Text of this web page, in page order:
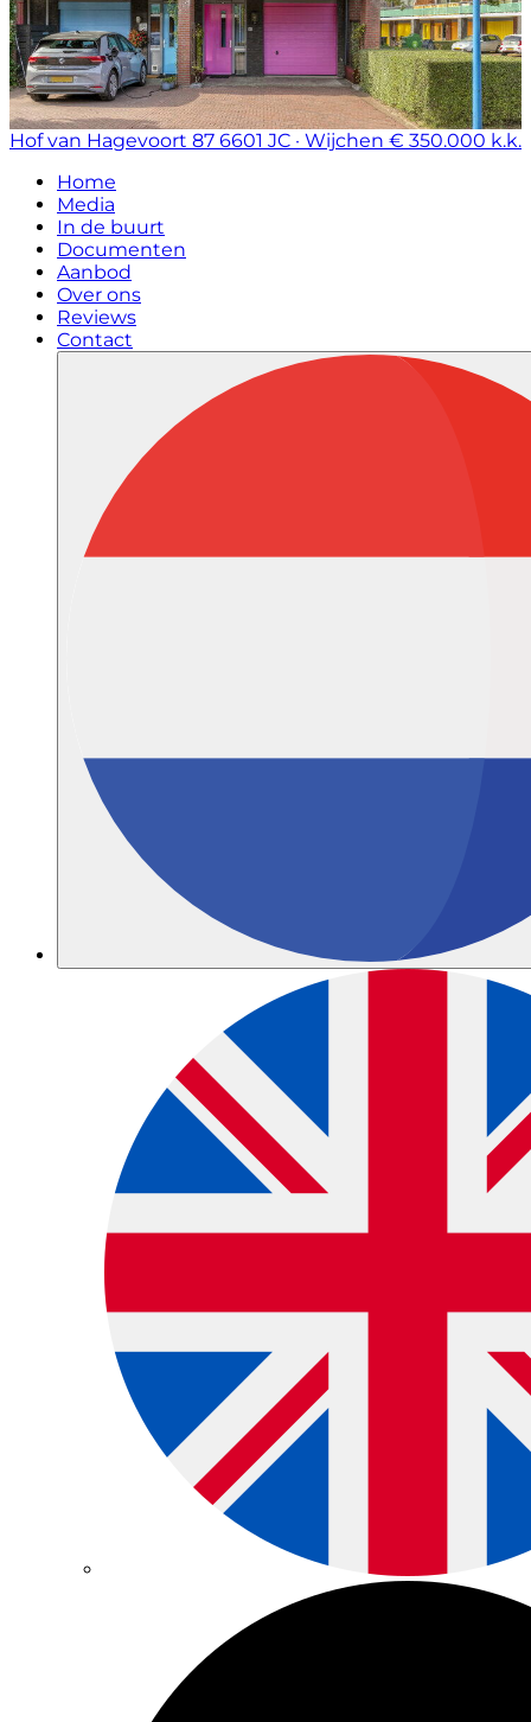
Hof van Hagevoort 87 6601 JC · Wijchen € 350.000 k.k.
Home
Media
In de buurt
Documenten
Aanbod
Over ons
Reviews
Contact